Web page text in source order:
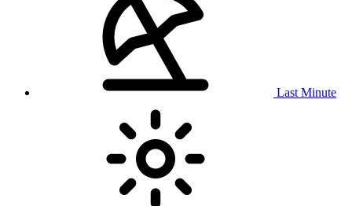
Last Minute